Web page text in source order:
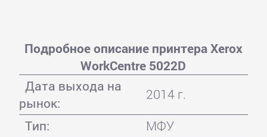
Подробное описание принтера Xerox
WorkCentre 5022D
Дата выхода на
рынок:
2014 г.
Тип:
МФУ